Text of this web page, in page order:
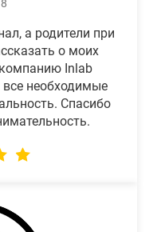
а родители при
о моих
Inlab
все необходимые
Спасибо